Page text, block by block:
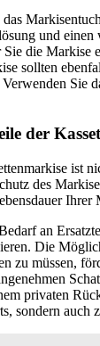
und
die Markise
sollten
Sie
der
ist
des
Ihrer
an
Die
zu müssen,
privaten
sondern